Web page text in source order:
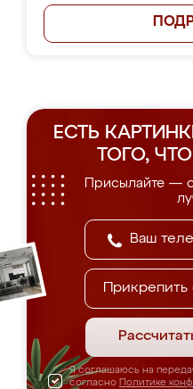
ЕСТЬ
ТОГО,
Присылайте —
Прикрепить
Я соглашаюсь на
согласно Политике